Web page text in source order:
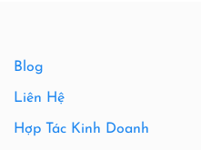
Blog
Liên Hệ
Hợp Tác Kinh Doanh